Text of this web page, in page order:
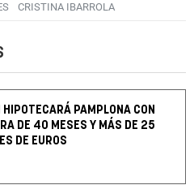
CRISTINA IBARROLA
HIPOTECARÁ PAMPLONA CON
DE 40 MESES Y MÁS DE 25
DE EUROS